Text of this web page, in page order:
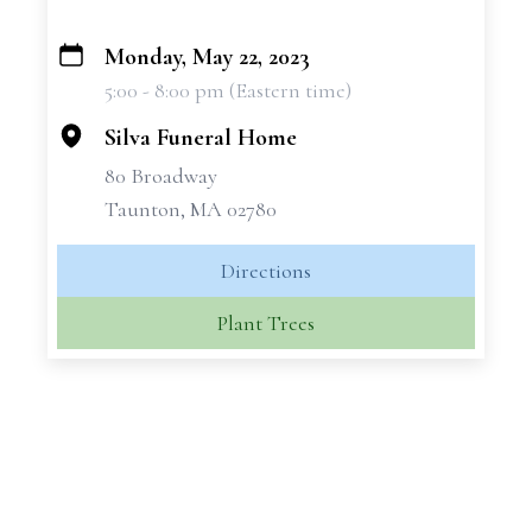
+
Monday, May 22, 2023
5:00 - 8:00 pm (Eastern time)
Silva Funeral Home
80 Broadway
Taunton, MA 02780
Directions
Plant Trees